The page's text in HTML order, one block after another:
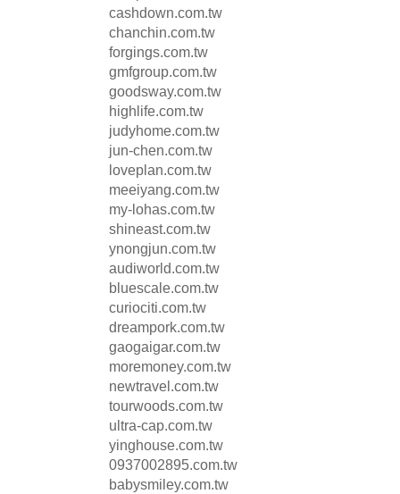
cashdown.com.tw
chanchin.com.tw
forgings.com.tw
gmfgroup.com.tw
goodsway.com.tw
highlife.com.tw
judyhome.com.tw
jun-chen.com.tw
loveplan.com.tw
meeiyang.com.tw
my-lohas.com.tw
shineast.com.tw
ynongjun.com.tw
audiworld.com.tw
bluescale.com.tw
curiociti.com.tw
dreampork.com.tw
gaogaigar.com.tw
moremoney.com.tw
newtravel.com.tw
tourwoods.com.tw
ultra-cap.com.tw
yinghouse.com.tw
0937002895.com.tw
babysmiley.com.tw